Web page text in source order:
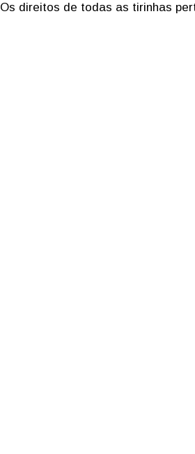
Os direitos de todas as tirinhas